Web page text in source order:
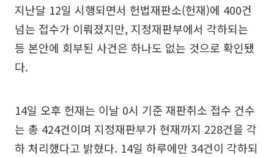
지난달 12일 시행되면서 헌법재판소(헌재)에 400건
넘는 접수가 이뤄졌지만, 지정재판부에서 각하되는
등 본안에 회부된 사건은 하나도 없는 것으로 확인됐
다.
14일 오후 헌재는 이날 0시 기준 재판취소 접수 건수
는 총 424건이며 지정재판부가 현재까지 228건을 각
하 처리했다고 밝혔다. 14일 하루에만 34건이 각하되